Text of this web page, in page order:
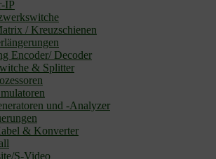
IP
/ Kreuzschienen
Encoder/ Decoder
& Splitter
und -Analyzer
& Konverter
S-Video